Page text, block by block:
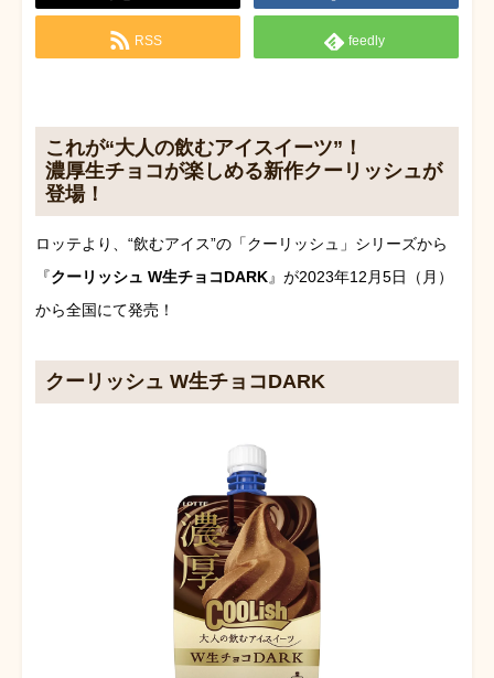
RSS feedly
これが“大人の飲むアイスイーツ”！
濃厚生チョコが楽しめる新作クーリッシュが
登場！
ロッテより、“飲むアイス”の「クーリッシュ」シリーズから
『クーリッシュ W生チョコDARK』が2023年12月5日（月）
から全国にて発売！
クーリッシュ W生チョコDARK